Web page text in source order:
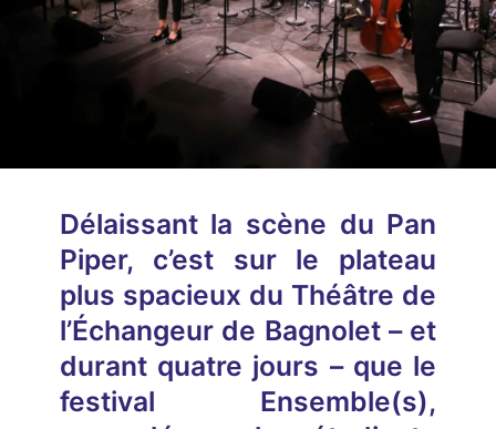
Délaissant la scène du Pan
Piper, c’est sur le plateau
plus spacieux du Théâtre de
l’Échangeur de Bagnolet – et
durant quatre jours – que le
festival Ensemble(s),